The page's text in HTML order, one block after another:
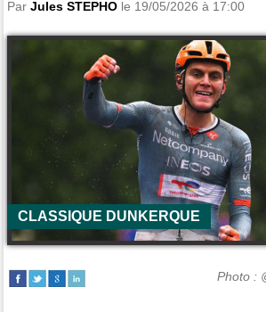
ParJules STEPHO le 19/05/2026 à 17:00
CLASSIQUE DUNKERQUE
Photo :